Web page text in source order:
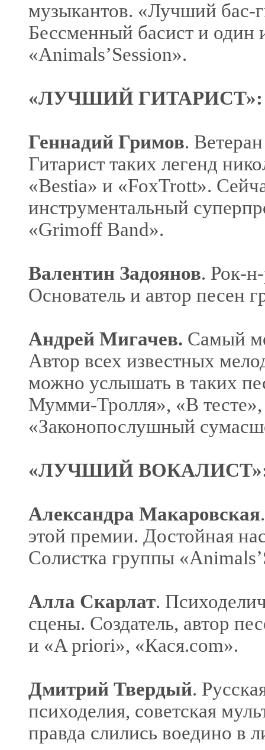
музыкантов. «Лучший бас-
Бессменный басист и один
«Animals’Session».
«ЛУЧШИЙ ГИТАРИСТ»:
Геннадий Гримов.
Гитарист таких легенд
«Bestia» и «FoxTrott».
инструментальный
«Grimoff Band».
Валентин Задоянов. Рок-
Основатель и автор песен
Андрей Мигачев. Самый
Автор всех известных
можно услышать в таких
Мумми-Тролля», «В тесте»,
«Законопослушный
«ЛУЧШИЙ
Александра Макаровская
этой премии. Достойная
Солистка группы
Алла Скарлат.
сцены. Создатель, автор
и «A priori», «Кася.com».
Дмитрий Твердый.
психоделия, советская
правда слились воедино в